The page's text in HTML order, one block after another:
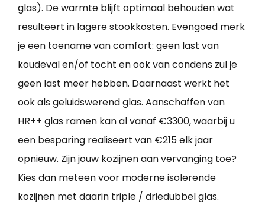
glas). De warmte blijft optimaal behouden wat
resulteert in lagere stookkosten. Evengoed merk
je een toename van comfort: geen last van
koudeval en/of tocht en ook van condens zul je
geen last meer hebben. Daarnaast werkt het
ook als geluidswerend glas. Aanschaffen van
HR++ glas ramen kan al vanaf €3300, waarbij u
een besparing realiseert van €215 elk jaar
opnieuw. Zijn jouw kozijnen aan vervanging toe?
Kies dan meteen voor moderne isolerende
kozijnen met daarin triple / driedubbel glas.